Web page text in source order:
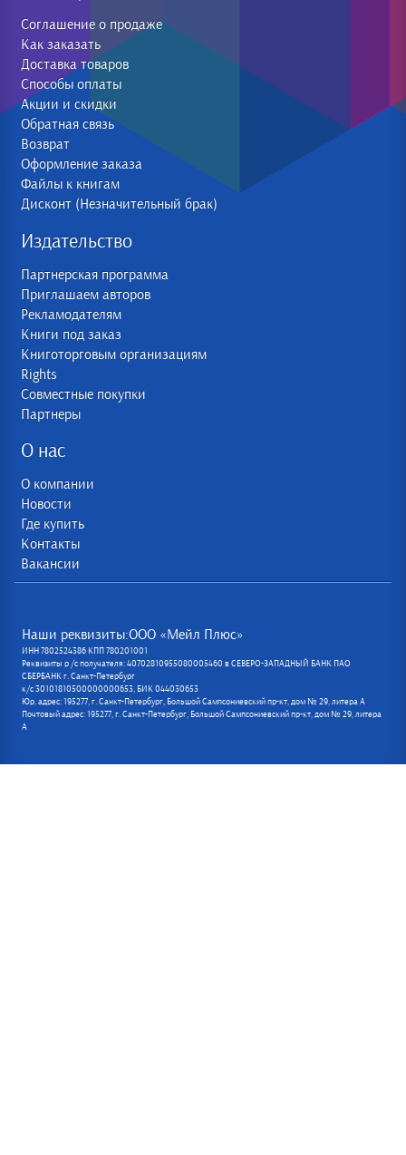
Соглашение о продаже
Как заказать
Доставка товаров
Способы оплаты
Акции и скидки
Обратная связь
Возврат
Оформление заказа
Файлы к книгам
Дисконт (Незначительный брак)
Издательство
Партнерская программа
Приглашаем авторов
Рекламодателям
Книги под заказ
Книготорговым организациям
Rights
Совместные покупки
Партнеры
О нас
О компании
Новости
Где купить
Контакты
Вакансии
Наши реквизиты:ООО «Мейл Плюс»
ИНН 7802524386 КПП 780201001
Реквизиты р /с получателя: 40702810955080005460 в СЕВЕРО-ЗАПАДНЫЙ БАНК ПАО
СБЕРБАНК г. Санкт-Петербург
к/с 30101810500000000653, БИК 044030653
Юр. адрес: 195277, г. Санкт-Петербург, Большой Сампсониевский пр-кт, дом № 29, литера А
Почтовый адрес: 195277, г. Санкт-Петербург, Большой Сампсониевский пр-кт, дом № 29, литера
А